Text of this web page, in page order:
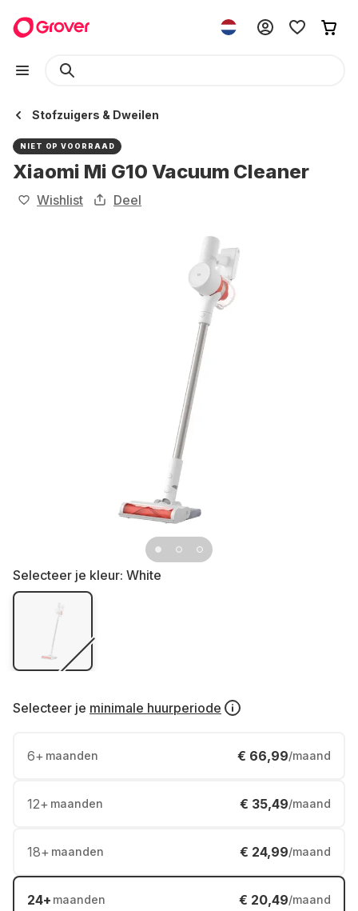
Stofzuigers & Dweilen
NIET OP VOORRAAD
Xiaomi Mi G10 Vacuum Cleaner
Wishlist Deel
Selecteer je kleur: White
Selecteer je minimale huurperiode
6+ maanden € 66,99/maand
12+ maanden € 35,49/maand
18+ maanden € 24,99/maand
24+ maanden € 20,49/maand